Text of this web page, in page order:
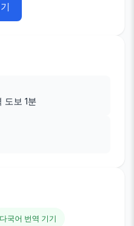
도보 1분
다국어 번역 기기